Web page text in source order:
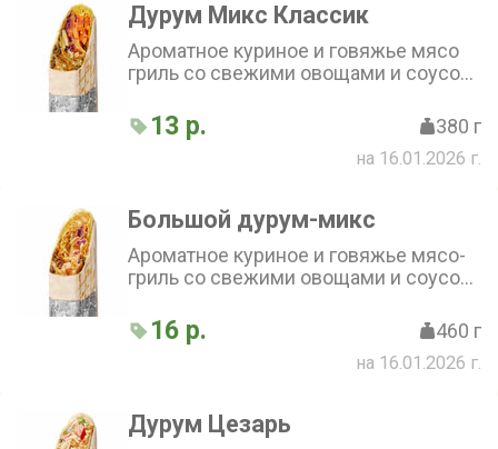
Дурум Микс Классик
Ароматное куриное и говяжье мясо
гриль со свежими овощами и соусом
в тонкий бездрожжевой лаваш
13 р. 380 г
на 16.01.2026 г.
Большой дурум-микс
Ароматное куриное и говяжье мясо-
гриль со свежими овощами и соусом
в тонкий бездрожжевой лаваш
16 р. 460 г
на 16.01.2026 г.
Дурум Цезарь